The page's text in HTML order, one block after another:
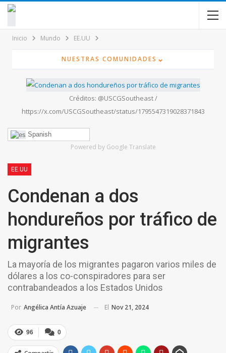
contenido
Inicio Mundo EE.UU
NUESTRAS COMUNIDADES ⌄
Créditos: @USCGSoutheast /
https://x.com/USCGSoutheast/status/1795547319028371843
Spanish
Powered by Google Translate
EE.UU
Condenan a dos
hondureños por tráfico de
migrantes
La mayoría de los migrantes pagaron varios miles de
dólares a los co-conspiradores para ser
contrabandeados a los Estados Unidos
Por Angélica Antía Azuaje El Nov 21, 2024
0
96